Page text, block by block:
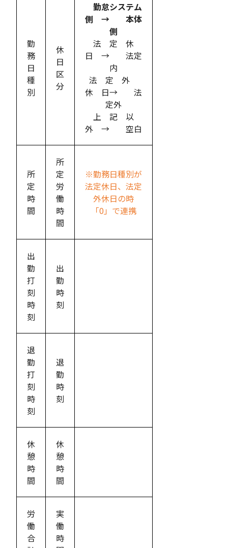
勤
務
日
種
別
休
日
区
分
勤怠システム
側 → 本体
側
法 定 休
日 → 法定
内
法 定 外
休 日→ 法
定外
上 記 以
外 → 空白
所
定
時
間
所
定
労
働
時
間
※勤務日種別が
法定休日、法定
外休日の時
「0」で連携
出
勤
打
刻
時
刻
出
勤
時
刻
退
勤
打
刻
時
刻
退
勤
時
刻
休
憩
時
間
休
憩
時
間
労
働
合
実
働
時